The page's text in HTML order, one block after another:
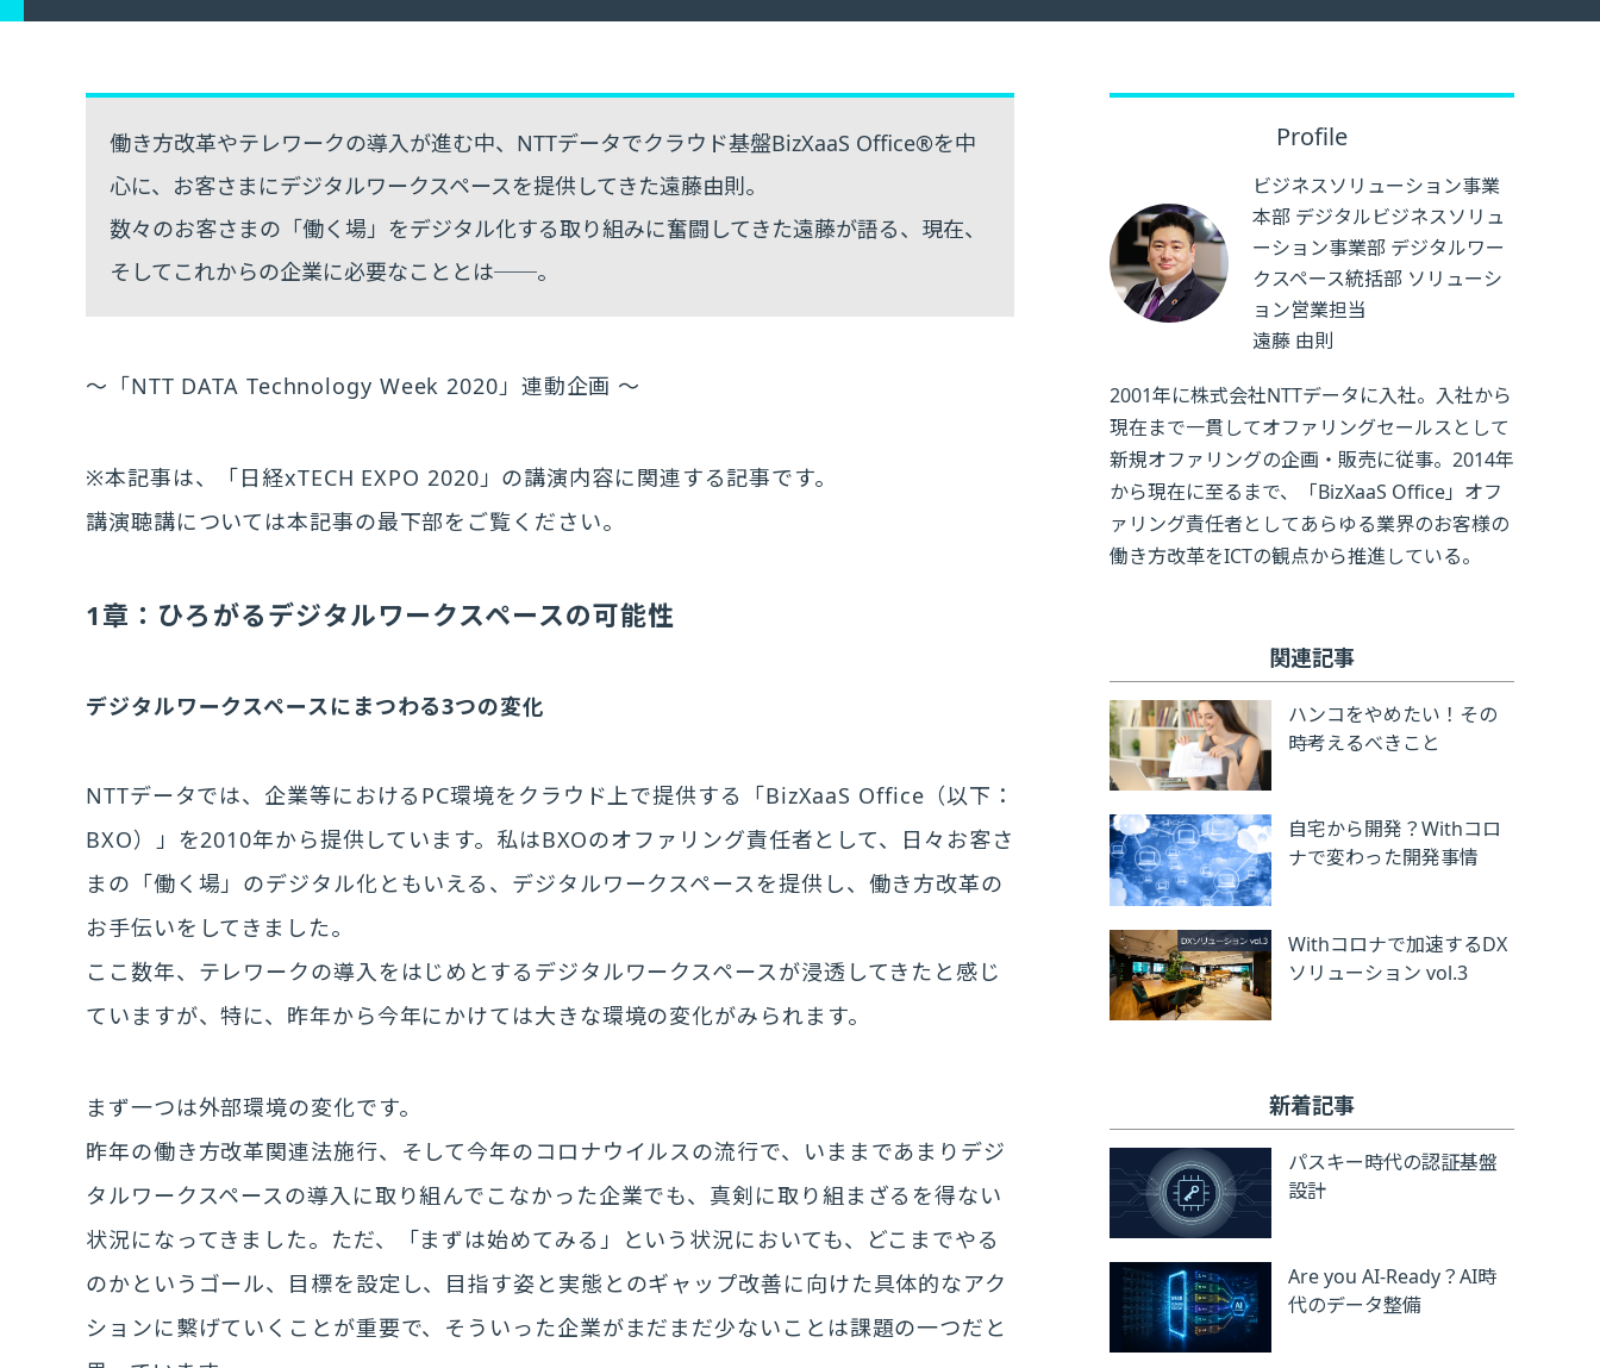
働き方改革やテレワークの導入が進む中、NTTデータでクラウド基盤BizXaaS Office®を中
心に、お客さまにデジタルワークスペースを提供してきた遠藤由則。
数々のお客さまの「働く場」をデジタル化する取り組みに奮闘してきた遠藤が語る、現在、
そしてこれからの企業に必要なこととは──。
～「NTT DATA Technology Week 2020」連動企画 ～
※本記事は、「日経xTECH EXPO 2020」の講演内容に関連する記事です。
講演聴講については本記事の最下部をご覧ください。
1章：ひろがるデジタルワークスペースの可能性
デジタルワークスペースにまつわる3つの変化
NTTデータでは、企業等におけるPC環境をクラウド上で提供する「BizXaaS Office（以下：
BXO）」を2010年から提供しています。私はBXOのオファリング責任者として、日々お客さ
まの「働く場」のデジタル化ともいえる、デジタルワークスペースを提供し、働き方改革の
お手伝いをしてきました。
ここ数年、テレワークの導入をはじめとするデジタルワークスペースが浸透してきたと感じ
ていますが、特に、昨年から今年にかけては大きな環境の変化がみられます。
まず一つは外部環境の変化です。
昨年の働き方改革関連法施行、そして今年のコロナウイルスの流行で、いままであまりデジ
タルワークスペースの導入に取り組んでこなかった企業でも、真剣に取り組まざるを得ない
状況になってきました。ただ、「まずは始めてみる」という状況においても、どこまでやる
のかというゴール、目標を設定し、目指す姿と実態とのギャップ改善に向けた具体的なアク
ションに繫げていくことが重要で、そういった企業がまだまだ少ないことは課題の一つだと
Profile
ビジネスソリューション事業
本部 デジタルビジネスソリュ
ーション事業部 デジタルワー
クスペース統括部 ソリューシ
ョン営業担当
遠藤 由則
2001年に株式会社NTTデータに入社。入社から
現在まで一貫してオファリングセールスとして
新規オファリングの企画・販売に従事。2014年
から現在に至るまで、「BizXaaS Office」オフ
ァリング責任者としてあらゆる業界のお客様の
働き方改革をICTの観点から推進している。
関連記事
ハンコをやめたい！その
時考えるべきこと
自宅から開発？Withコロ
ナで変わった開発事情
Withコロナで加速するDX
ソリューション vol.3
新着記事
パスキー時代の認証基盤
設計
Are you AI-Ready？AI時
代のデータ整備